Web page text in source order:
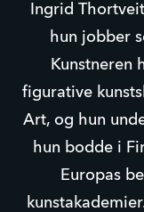
Ingrid
hun jobber
Kunstneren
figurative
Art, og hun
hun bodde i
Europas